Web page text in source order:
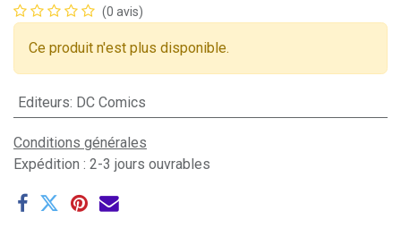
(0 avis)
Ce produit n'est plus disponible.
Editeurs: DC Comics
Conditions générales
Expédition : 2-3 jours ouvrables